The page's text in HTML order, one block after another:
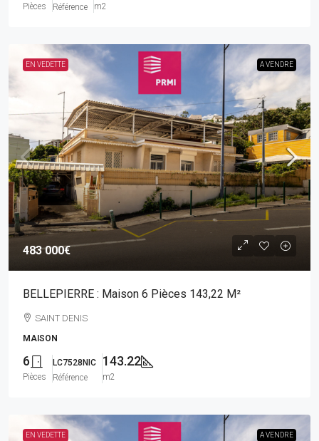
Pièces
Référence
m2
EN VEDETTE A VENDRE
483 000€
BELLEPIERRE : Maison 6 Pièces 143,22 M²
SAINT DENIS
MAISON
6
Pièces
LC7528NIC
Référence
143.22
m2
EN VEDETTE A VENDRE